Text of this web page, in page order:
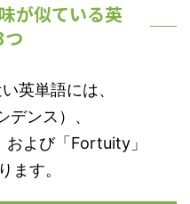
が似ている英
つ
英単語には、
デンス）、
および「Fortuity」
ます。